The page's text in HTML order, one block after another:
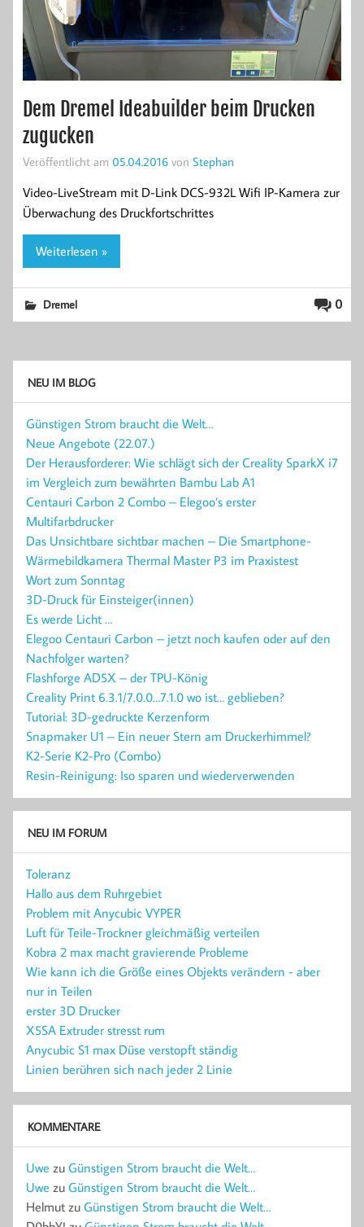
Dem Dremel Ideabuilder beim Drucken
zugucken
Veröffentlicht am 05.04.2016 von Stephan
Video-LiveStream mit D-Link DCS-932L Wifi IP-Kamera zur
Überwachung des Druckfortschrittes
Weiterlesen »
0
Dremel
NEU IM BLOG
Günstigen Strom braucht die Welt…
Neue Angebote (22.07.)
Der Herausforderer: Wie schlägt sich der Creality SparkX i7
im Vergleich zum bewährten Bambu Lab A1
Centauri Carbon 2 Combo – Elegoo’s erster
Multifarbdrucker
Das Unsichtbare sichtbar machen – Die Smartphone-
Wärmebildkamera Thermal Master P3 im Praxistest
Wort zum Sonntag
3D-Druck für Einsteiger(innen)
Es werde Licht …
Elegoo Centauri Carbon – jetzt noch kaufen oder auf den
Nachfolger warten?
Flashforge AD5X – der TPU-König
Creality Print 6.3.1/7.0.0…7.1.0 wo ist… geblieben?
Tutorial: 3D-gedruckte Kerzenform
Snapmaker U1 – Ein neuer Stern am Druckerhimmel?
K2-Serie K2-Pro (Combo)
Resin-Reinigung: Iso sparen und wiederverwenden
NEU IM FORUM
Toleranz
Hallo aus dem Ruhrgebiet
Problem mit Anycubic VYPER
Luft für Teile-Trockner gleichmäßig verteilen
Kobra 2 max macht gravierende Probleme
Wie kann ich die Größe eines Objekts verändern - aber
nur in Teilen
erster 3D Drucker
X5SA Extruder stresst rum
Anycubic S1 max Düse verstopft ständig
Linien berühren sich nach jeder 2 Linie
KOMMENTARE
Uwe zu Günstigen Strom braucht die Welt…
Uwe zu Günstigen Strom braucht die Welt…
Helmut zu Günstigen Strom braucht die Welt…